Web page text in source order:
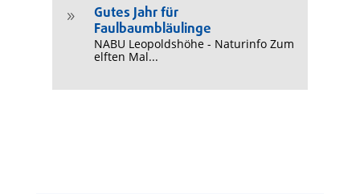
9
Gutes Jahr für
Faulbaumbläulinge
NABU Leopoldshöhe - Naturinfo Zum
elften Mal...